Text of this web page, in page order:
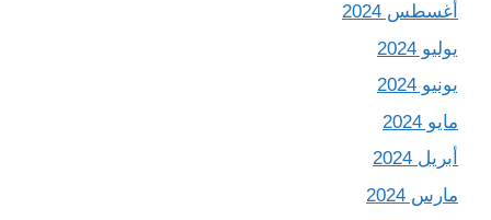
أغسطس 2024
يوليو 2024
يونيو 2024
مايو 2024
أبريل 2024
مارس 2024